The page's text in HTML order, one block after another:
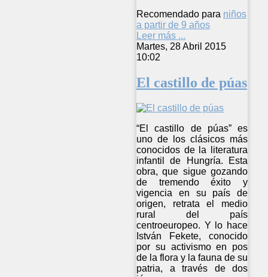
Recomendado para niños
a partir de 9 años
Leer más ...
Martes, 28 Abril 2015
10:02
El castillo de púas
“El castillo de púas” es
uno de los clásicos más
conocidos de la literatura
infantil de Hungría. Esta
obra, que sigue gozando
de tremendo éxito y
vigencia en su país de
origen, retrata el medio
rural del país
centroeuropeo. Y lo hace
István Fekete, conocido
por su activismo en pos
de la flora y la fauna de su
patria, a través de dos